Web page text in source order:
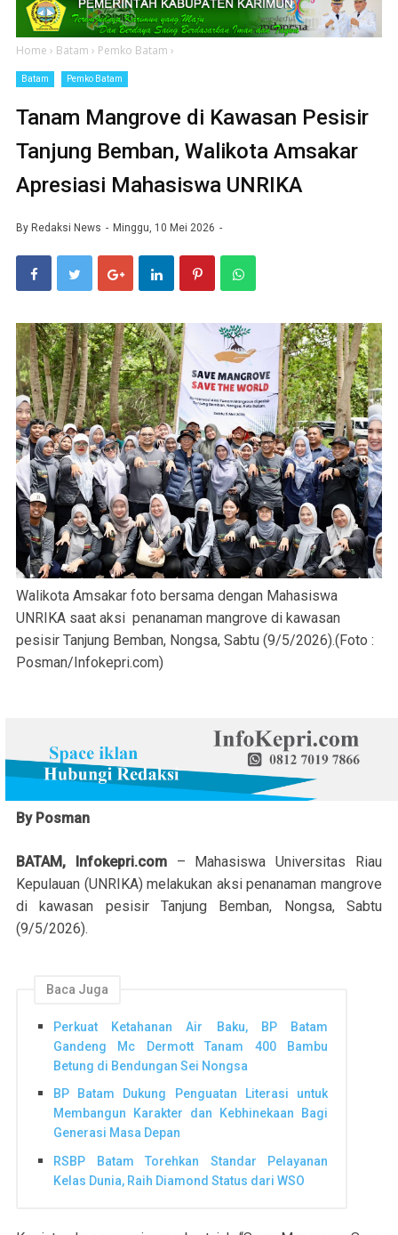
Home › Batam › Pemko Batam ›
Batam Pemko Batam
Tanam Mangrove di Kawasan Pesisir
Tanjung Bemban, Walikota Amsakar
Apresiasi Mahasiswa UNRIKA
By Redaksi News Minggu, 10 Mei 2026
Walikota Amsakar foto bersama dengan Mahasiswa
UNRIKA saat aksi penanaman mangrove di kawasan
pesisir Tanjung Bemban, Nongsa, Sabtu (9/5/2026).(Foto :
Posman/Infokepri.com)
By Posman
BATAM, Infokepri.com– Mahasiswa Universitas Riau
Kepulauan (UNRIKA) melakukan aksi penanaman mangrove
di kawasan pesisir Tanjung Bemban, Nongsa, Sabtu
(9/5/2026).
Baca Juga
Perkuat Ketahanan Air Baku, BP Batam
Gandeng Mc Dermott Tanam 400 Bambu
Betung di Bendungan Sei Nongsa
BP Batam Dukung Penguatan Literasi untuk
Membangun Karakter dan Kebhinekaan Bagi
Generasi Masa Depan
RSBP Batam Torehkan Standar Pelayanan
Kelas Dunia, Raih Diamond Status dari WSO